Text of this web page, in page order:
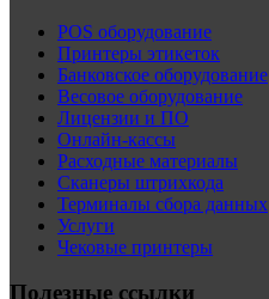
POS оборудование
Принтеры этикеток
Банковское оборудование
Весовое оборудование
Лицензии и ПО
Онлайн-кассы
Расходные материалы
Сканеры штрихкода
Терминалы сбора данных
Услуги
Чековые принтеры
Полезные ссылки